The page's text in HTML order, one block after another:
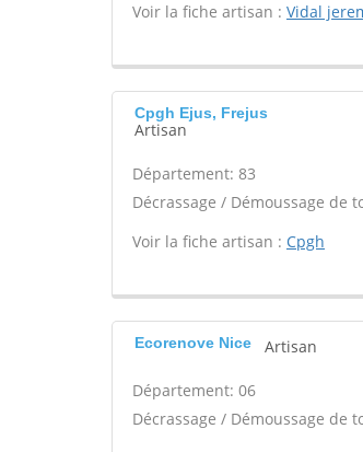
Voir la fiche artisan : Vidal
Cpgh Ejus, Frejus
Artisan
Département: 83
Décrassage / Démoussage de
Voir la fiche artisan : Cpgh
Ecorenove Nice Artisan
Département: 06
Décrassage / Démoussage de